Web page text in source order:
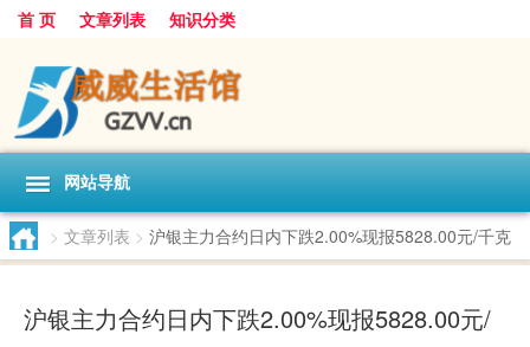
首 页 文章列表 知识分类
网站导航
> 文章列表 > 沪银主力合约日内下跌2.00%现报5828.00元/千克
沪银主力合约日内下跌2.00%现报5828.00元/